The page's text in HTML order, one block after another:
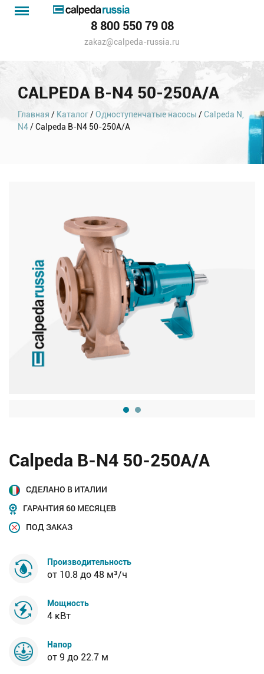
насосов
Menu
8 800 550 79 08
zakaz@calpeda-russia.ru
CALPEDA B-N4 50-250A/A
Главная / Каталог/Одноступенчатые насосы /Calpeda N,
N4/ Calpeda B-N4 50-250A/A
Calpeda B-N4 50-250A/A
СДЕЛАНО В ИТАЛИИ
ГАРАНТИЯ 60 МЕСЯЦЕВ
ПОД ЗАКАЗ
Производительность
от 10.8 до 48 м³/ч
Мощность
4 кВт
Напор
от 9 до 22.7 м